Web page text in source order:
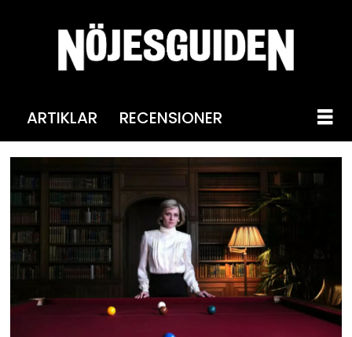
ARTIKLAR RECENSIONER